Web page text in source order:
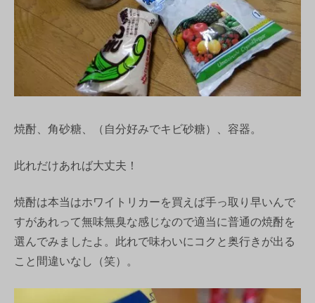
焼酎、角砂糖、（自分好みでキビ砂糖）、容器。
此れだけあれば大丈夫！
焼酎は本当はホワイトリカーを買えば手っ取り早いんで
すがあれって無味無臭な感じなので適当に普通の焼酎を
選んでみましたよ。此れで味わいにコクと奥行きが出る
こと間違いなし（笑）。